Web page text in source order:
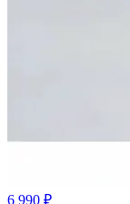
6 990 ₽